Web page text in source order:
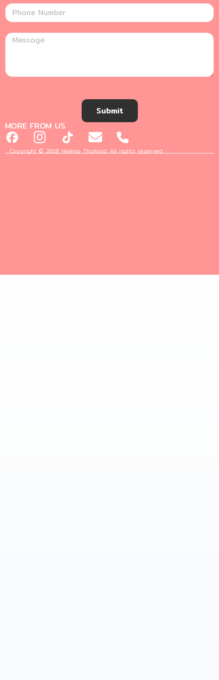
Submit
MORE FROM US
Copyright © 2018 Helena Thailand. All rights reserved.